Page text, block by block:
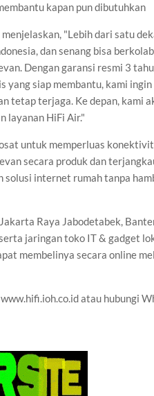
kapan pun dibutuhkan
"Lebih dari satu
dan senang bisa
Dengan garansi resmi 3
yang siap membantu, kami ingin
tetap terjaga. Ke depan, kami
layanan HiFi Air."
untuk memperluas
secara produk dan
solusi internet rumah tanpa
Raya Jabodetabek,
jaringan toko IT & gadget
membelinya secara online
atau hubungi